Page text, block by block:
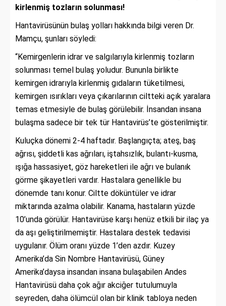
kirlenmiş tozların solunması!
Hantavirüsünün bulaş yolları hakkında bilgi veren Dr.
Mamçu, şunları söyledi:
“Kemirgenlerin idrar ve salgılarıyla kirlenmiş tozların
solunması temel bulaş yoludur. Bununla birlikte
kemirgen idrarıyla kirlenmiş gıdaların tüketilmesi,
kemirgen ısırıkları veya çıkarılarının ciltteki açık yaralara
temas etmesiyle de bulaş görülebilir. İnsandan insana
bulaşma sadece bir tek tür Hantavirüs’te gösterilmiştir.
Kuluçka dönemi 2-4 haftadır. Başlangıçta; ateş, baş
ağrısı, şiddetli kas ağrıları, iştahsızlık, bulantı-kusma,
ışığa hassasiyet, göz hareketleri ile ağrı ve bulanık
görme şikayetleri vardır. Hastalara genellikle bu
dönemde tanı konur. Ciltte döküntüler ve idrar
miktarında azalma olabilir. Kanama, hastaların yüzde
10’unda görülür. Hantavirüse karşı henüz etkili bir ilaç ya
da aşı geliştirilmemiştir. Hastalara destek tedavisi
uygulanır. Ölüm oranı yüzde 1’den azdır. Kuzey
Amerika’da Sin Nombre Hantavirüsü, Güney
Amerika’daysa insandan insana bulaşabilen Andes
Hantavirüsü daha çok ağır akciğer tutulumuyla
seyreden, daha ölümcül olan bir klinik tabloya neden